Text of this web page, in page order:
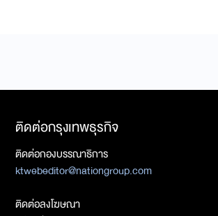
ติดต่อกรุงเทพธุรกิจ
ติดต่อกองบรรณาธิการ
ktwebeditor@nationgroup.com
ติดต่อลงโฆษณา